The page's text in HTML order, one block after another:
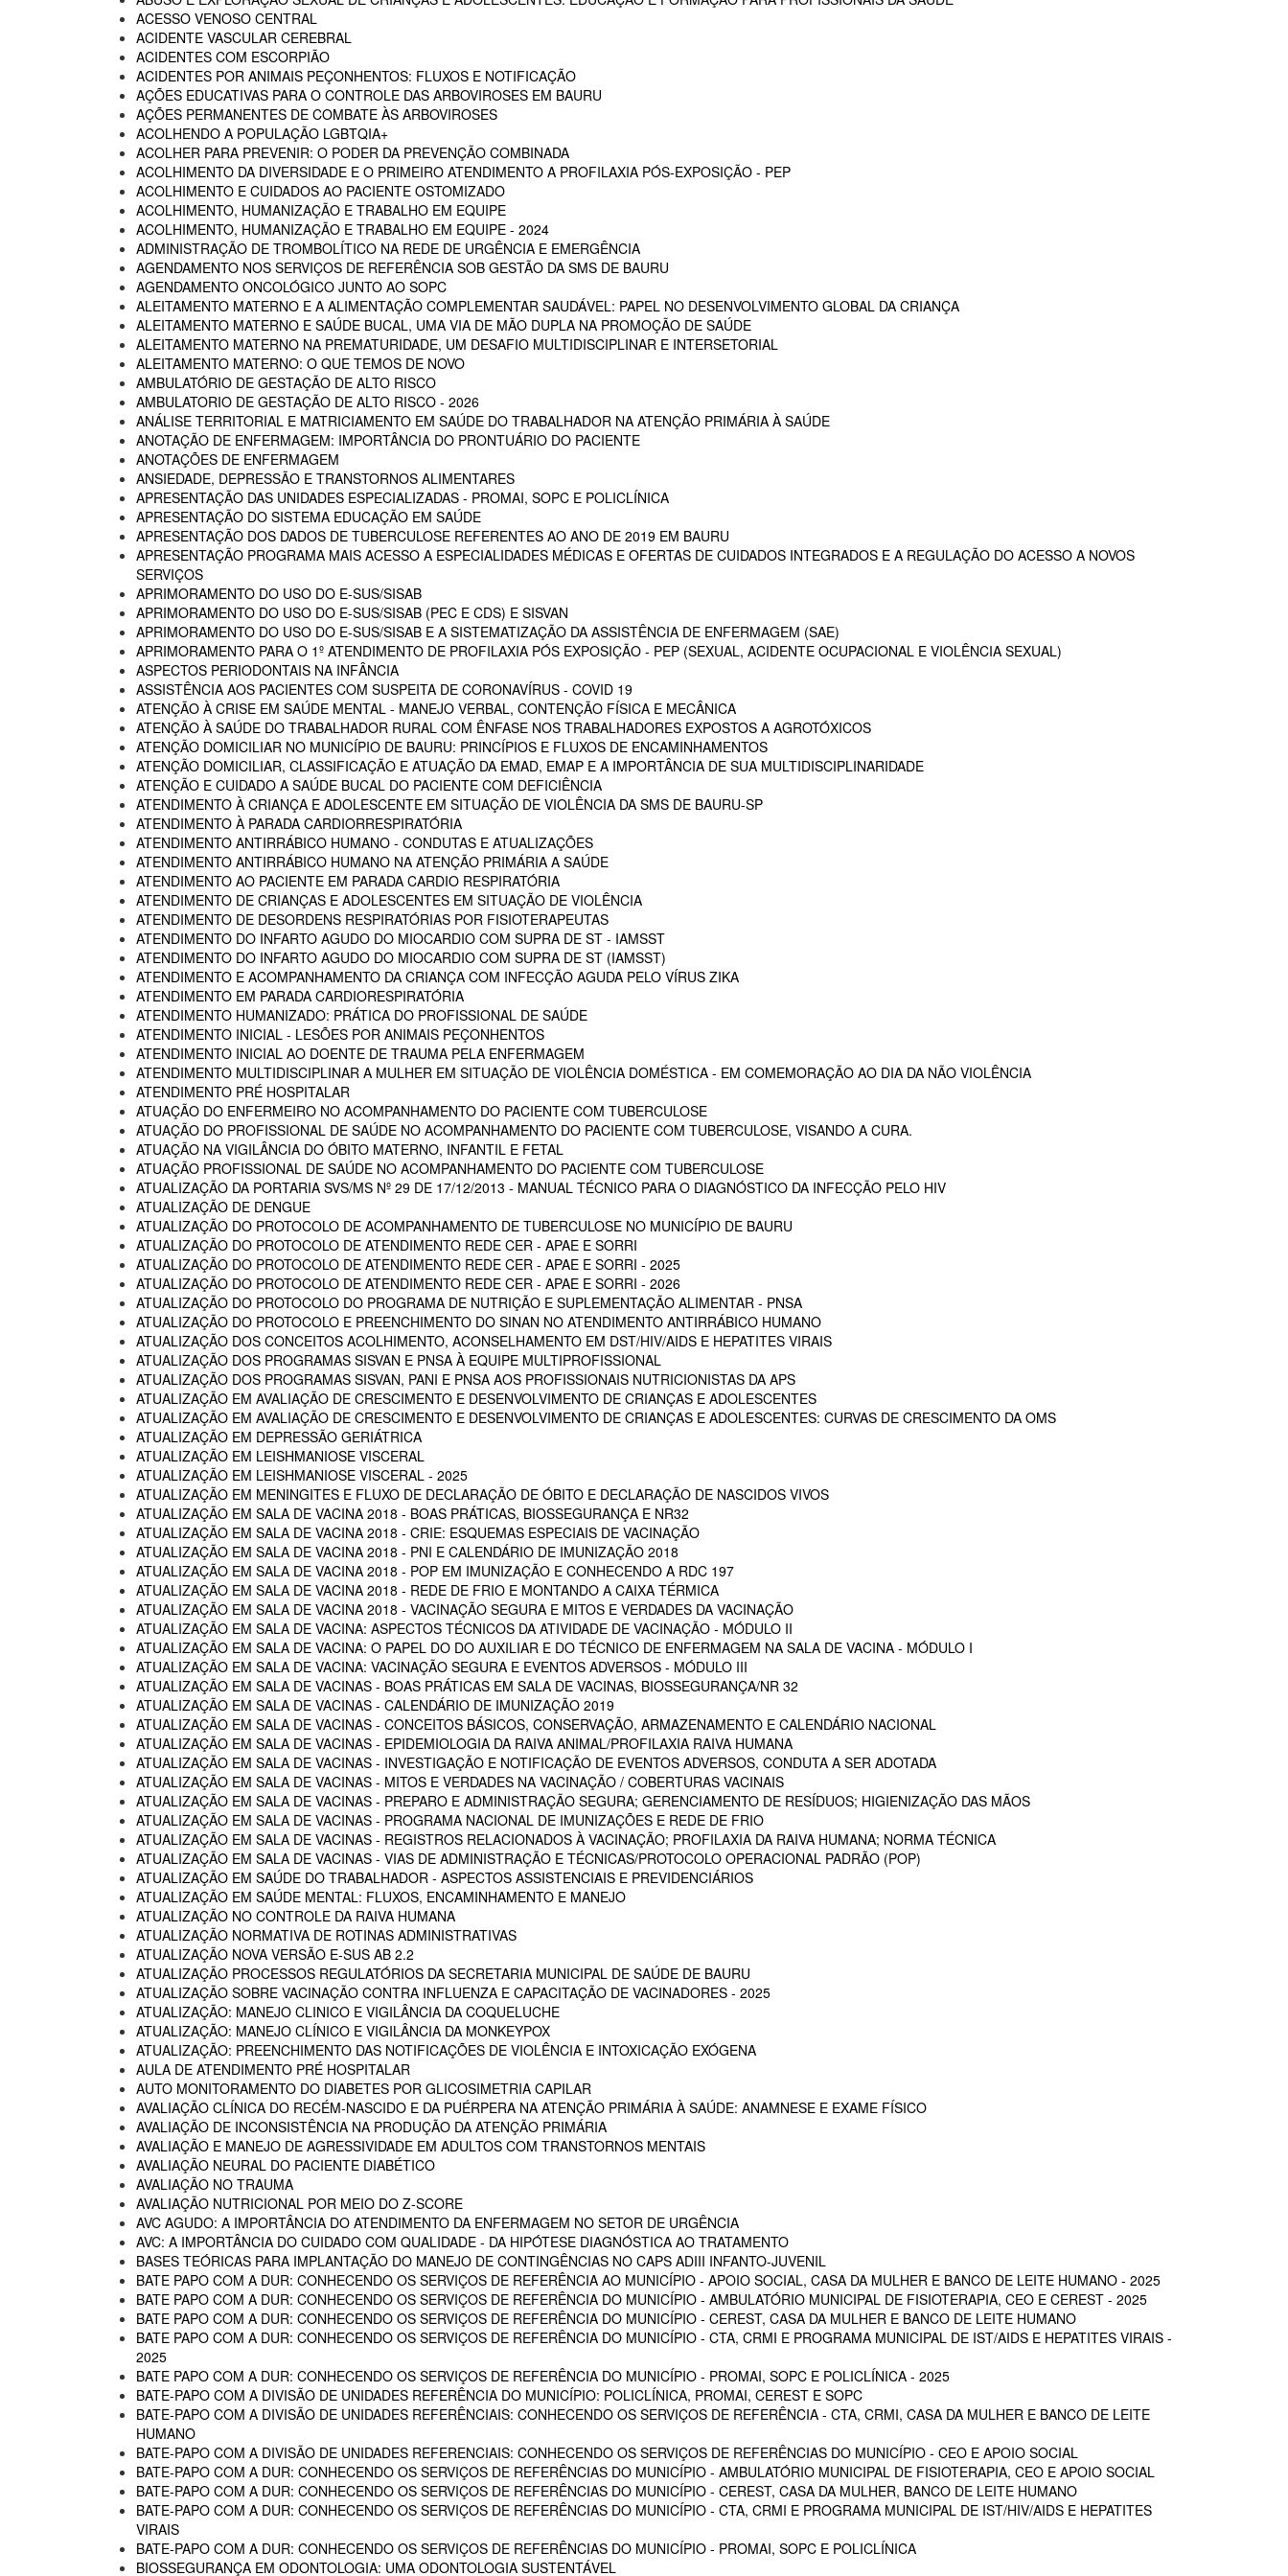
ACESSO VENOSO CENTRAL
ACIDENTE VASCULAR CEREBRAL
ACIDENTES COM ESCORPIÃO
ACIDENTES POR ANIMAIS PEÇONHENTOS: FLUXOS E NOTIFICAÇÃO
AÇÕES EDUCATIVAS PARA O CONTROLE DAS ARBOVIROSES EM BAURU
AÇÕES PERMANENTES DE COMBATE ÀS ARBOVIROSES
ACOLHENDO A POPULAÇÃO LGBTQIA+
ACOLHER PARA PREVENIR: O PODER DA PREVENÇÃO COMBINADA
ACOLHIMENTO DA DIVERSIDADE E O PRIMEIRO ATENDIMENTO A PROFILAXIA PÓS-EXPOSIÇÃO - PEP
ACOLHIMENTO E CUIDADOS AO PACIENTE OSTOMIZADO
ACOLHIMENTO, HUMANIZAÇÃO E TRABALHO EM EQUIPE
ACOLHIMENTO, HUMANIZAÇÃO E TRABALHO EM EQUIPE - 2024
ADMINISTRAÇÃO DE TROMBOLÍTICO NA REDE DE URGÊNCIA E EMERGÊNCIA
AGENDAMENTO NOS SERVIÇOS DE REFERÊNCIA SOB GESTÃO DA SMS DE BAURU
AGENDAMENTO ONCOLÓGICO JUNTO AO SOPC
ALEITAMENTO MATERNO E A ALIMENTAÇÃO COMPLEMENTAR SAUDÁVEL: PAPEL NO DESENVOLVIMENTO GLOBAL DA CRIANÇA
ALEITAMENTO MATERNO E SAÚDE BUCAL, UMA VIA DE MÃO DUPLA NA PROMOÇÃO DE SAÚDE
ALEITAMENTO MATERNO NA PREMATURIDADE, UM DESAFIO MULTIDISCIPLINAR E INTERSETORIAL
ALEITAMENTO MATERNO: O QUE TEMOS DE NOVO
AMBULATÓRIO DE GESTAÇÃO DE ALTO RISCO
AMBULATORIO DE GESTAÇÃO DE ALTO RISCO - 2026
ANÁLISE TERRITORIAL E MATRICIAMENTO EM SAÚDE DO TRABALHADOR NA ATENÇÃO PRIMÁRIA À SAÚDE
ANOTAÇÃO DE ENFERMAGEM: IMPORTÂNCIA DO PRONTUÁRIO DO PACIENTE
ANOTAÇÕES DE ENFERMAGEM
ANSIEDADE, DEPRESSÃO E TRANSTORNOS ALIMENTARES
APRESENTAÇÃO DAS UNIDADES ESPECIALIZADAS - PROMAI, SOPC E POLICLÍNICA
APRESENTAÇÃO DO SISTEMA EDUCAÇÃO EM SAÚDE
APRESENTAÇÃO DOS DADOS DE TUBERCULOSE REFERENTES AO ANO DE 2019 EM BAURU
APRESENTAÇÃO PROGRAMA MAIS ACESSO A ESPECIALIDADES MÉDICAS E OFERTAS DE CUIDADOS INTEGRADOS E A REGULAÇÃO DO ACESSO A NOVOS
SERVIÇOS
APRIMORAMENTO DO USO DO E-SUS/SISAB
APRIMORAMENTO DO USO DO E-SUS/SISAB (PEC E CDS) E SISVAN
APRIMORAMENTO DO USO DO E-SUS/SISAB E A SISTEMATIZAÇÃO DA ASSISTÊNCIA DE ENFERMAGEM (SAE)
APRIMORAMENTO PARA O 1º ATENDIMENTO DE PROFILAXIA PÓS EXPOSIÇÃO - PEP (SEXUAL, ACIDENTE OCUPACIONAL E VIOLÊNCIA SEXUAL)
ASPECTOS PERIODONTAIS NA INFÂNCIA
ASSISTÊNCIA AOS PACIENTES COM SUSPEITA DE CORONAVÍRUS - COVID 19
ATENÇÃO À CRISE EM SAÚDE MENTAL - MANEJO VERBAL, CONTENÇÃO FÍSICA E MECÂNICA
ATENÇÃO À SAÚDE DO TRABALHADOR RURAL COM ÊNFASE NOS TRABALHADORES EXPOSTOS A AGROTÓXICOS
ATENÇÃO DOMICILIAR NO MUNICÍPIO DE BAURU: PRINCÍPIOS E FLUXOS DE ENCAMINHAMENTOS
ATENÇÃO DOMICILIAR, CLASSIFICAÇÃO E ATUAÇÃO DA EMAD, EMAP E A IMPORTÂNCIA DE SUA MULTIDISCIPLINARIDADE
ATENÇÃO E CUIDADO A SAÚDE BUCAL DO PACIENTE COM DEFICIÊNCIA
ATENDIMENTO À CRIANÇA E ADOLESCENTE EM SITUAÇÃO DE VIOLÊNCIA DA SMS DE BAURU-SP
ATENDIMENTO À PARADA CARDIORRESPIRATÓRIA
ATENDIMENTO ANTIRRÁBICO HUMANO - CONDUTAS E ATUALIZAÇÕES
ATENDIMENTO ANTIRRÁBICO HUMANO NA ATENÇÃO PRIMÁRIA A SAÚDE
ATENDIMENTO AO PACIENTE EM PARADA CARDIO RESPIRATÓRIA
ATENDIMENTO DE CRIANÇAS E ADOLESCENTES EM SITUAÇÃO DE VIOLÊNCIA
ATENDIMENTO DE DESORDENS RESPIRATÓRIAS POR FISIOTERAPEUTAS
ATENDIMENTO DO INFARTO AGUDO DO MIOCARDIO COM SUPRA DE ST - IAMSST
ATENDIMENTO DO INFARTO AGUDO DO MIOCARDIO COM SUPRA DE ST (IAMSST)
ATENDIMENTO E ACOMPANHAMENTO DA CRIANÇA COM INFECÇÃO AGUDA PELO VÍRUS ZIKA
ATENDIMENTO EM PARADA CARDIORESPIRATÓRIA
ATENDIMENTO HUMANIZADO: PRÁTICA DO PROFISSIONAL DE SAÚDE
ATENDIMENTO INICIAL - LESÕES POR ANIMAIS PEÇONHENTOS
ATENDIMENTO INICIAL AO DOENTE DE TRAUMA PELA ENFERMAGEM
ATENDIMENTO MULTIDISCIPLINAR A MULHER EM SITUAÇÃO DE VIOLÊNCIA DOMÉSTICA - EM COMEMORAÇÃO AO DIA DA NÃO VIOLÊNCIA
ATENDIMENTO PRÉ HOSPITALAR
ATUAÇÃO DO ENFERMEIRO NO ACOMPANHAMENTO DO PACIENTE COM TUBERCULOSE
ATUAÇÃO DO PROFISSIONAL DE SAÚDE NO ACOMPANHAMENTO DO PACIENTE COM TUBERCULOSE, VISANDO A CURA.
ATUAÇÃO NA VIGILÂNCIA DO ÓBITO MATERNO, INFANTIL E FETAL
ATUAÇÃO PROFISSIONAL DE SAÚDE NO ACOMPANHAMENTO DO PACIENTE COM TUBERCULOSE
ATUALIZAÇÃO DA PORTARIA SVS/MS Nº 29 DE 17/12/2013 - MANUAL TÉCNICO PARA O DIAGNÓSTICO DA INFECÇÃO PELO HIV
ATUALIZAÇÃO DE DENGUE
ATUALIZAÇÃO DO PROTOCOLO DE ACOMPANHAMENTO DE TUBERCULOSE NO MUNICÍPIO DE BAURU
ATUALIZAÇÃO DO PROTOCOLO DE ATENDIMENTO REDE CER - APAE E SORRI
ATUALIZAÇÃO DO PROTOCOLO DE ATENDIMENTO REDE CER - APAE E SORRI - 2025
ATUALIZAÇÃO DO PROTOCOLO DE ATENDIMENTO REDE CER - APAE E SORRI - 2026
ATUALIZAÇÃO DO PROTOCOLO DO PROGRAMA DE NUTRIÇÃO E SUPLEMENTAÇÃO ALIMENTAR - PNSA
ATUALIZAÇÃO DO PROTOCOLO E PREENCHIMENTO DO SINAN NO ATENDIMENTO ANTIRRÁBICO HUMANO
ATUALIZAÇÃO DOS CONCEITOS ACOLHIMENTO, ACONSELHAMENTO EM DST/HIV/AIDS E HEPATITES VIRAIS
ATUALIZAÇÃO DOS PROGRAMAS SISVAN E PNSA À EQUIPE MULTIPROFISSIONAL
ATUALIZAÇÃO DOS PROGRAMAS SISVAN, PANI E PNSA AOS PROFISSIONAIS NUTRICIONISTAS DA APS
ATUALIZAÇÃO EM AVALIAÇÃO DE CRESCIMENTO E DESENVOLVIMENTO DE CRIANÇAS E ADOLESCENTES
ATUALIZAÇÃO EM AVALIAÇÃO DE CRESCIMENTO E DESENVOLVIMENTO DE CRIANÇAS E ADOLESCENTES: CURVAS DE CRESCIMENTO DA OMS
ATUALIZAÇÃO EM DEPRESSÃO GERIÁTRICA
ATUALIZAÇÃO EM LEISHMANIOSE VISCERAL
ATUALIZAÇÃO EM LEISHMANIOSE VISCERAL - 2025
ATUALIZAÇÃO EM MENINGITES E FLUXO DE DECLARAÇÃO DE ÓBITO E DECLARAÇÃO DE NASCIDOS VIVOS
ATUALIZAÇÃO EM SALA DE VACINA 2018 - BOAS PRÁTICAS, BIOSSEGURANÇA E NR32
ATUALIZAÇÃO EM SALA DE VACINA 2018 - CRIE: ESQUEMAS ESPECIAIS DE VACINAÇÃO
ATUALIZAÇÃO EM SALA DE VACINA 2018 - PNI E CALENDÁRIO DE IMUNIZAÇÃO 2018
ATUALIZAÇÃO EM SALA DE VACINA 2018 - POP EM IMUNIZAÇÃO E CONHECENDO A RDC 197
ATUALIZAÇÃO EM SALA DE VACINA 2018 - REDE DE FRIO E MONTANDO A CAIXA TÉRMICA
ATUALIZAÇÃO EM SALA DE VACINA 2018 - VACINAÇÃO SEGURA E MITOS E VERDADES DA VACINAÇÃO
ATUALIZAÇÃO EM SALA DE VACINA: ASPECTOS TÉCNICOS DA ATIVIDADE DE VACINAÇÃO - MÓDULO II
ATUALIZAÇÃO EM SALA DE VACINA: O PAPEL DO DO AUXILIAR E DO TÉCNICO DE ENFERMAGEM NA SALA DE VACINA - MÓDULO I
ATUALIZAÇÃO EM SALA DE VACINA: VACINAÇÃO SEGURA E EVENTOS ADVERSOS - MÓDULO III
ATUALIZAÇÃO EM SALA DE VACINAS - BOAS PRÁTICAS EM SALA DE VACINAS, BIOSSEGURANÇA/NR 32
ATUALIZAÇÃO EM SALA DE VACINAS - CALENDÁRIO DE IMUNIZAÇÃO 2019
ATUALIZAÇÃO EM SALA DE VACINAS - CONCEITOS BÁSICOS, CONSERVAÇÃO, ARMAZENAMENTO E CALENDÁRIO NACIONAL
ATUALIZAÇÃO EM SALA DE VACINAS - EPIDEMIOLOGIA DA RAIVA ANIMAL/PROFILAXIA RAIVA HUMANA
ATUALIZAÇÃO EM SALA DE VACINAS - INVESTIGAÇÃO E NOTIFICAÇÃO DE EVENTOS ADVERSOS, CONDUTA A SER ADOTADA
ATUALIZAÇÃO EM SALA DE VACINAS - MITOS E VERDADES NA VACINAÇÃO / COBERTURAS VACINAIS
ATUALIZAÇÃO EM SALA DE VACINAS - PREPARO E ADMINISTRAÇÃO SEGURA; GERENCIAMENTO DE RESÍDUOS; HIGIENIZAÇÃO DAS MÃOS
ATUALIZAÇÃO EM SALA DE VACINAS - PROGRAMA NACIONAL DE IMUNIZAÇÕES E REDE DE FRIO
ATUALIZAÇÃO EM SALA DE VACINAS - REGISTROS RELACIONADOS À VACINAÇÃO; PROFILAXIA DA RAIVA HUMANA; NORMA TÉCNICA
ATUALIZAÇÃO EM SALA DE VACINAS - VIAS DE ADMINISTRAÇÃO E TÉCNICAS/PROTOCOLO OPERACIONAL PADRÃO (POP)
ATUALIZAÇÃO EM SAÚDE DO TRABALHADOR - ASPECTOS ASSISTENCIAIS E PREVIDENCIÁRIOS
ATUALIZAÇÃO EM SAÚDE MENTAL: FLUXOS, ENCAMINHAMENTO E MANEJO
ATUALIZAÇÃO NO CONTROLE DA RAIVA HUMANA
ATUALIZAÇÃO NORMATIVA DE ROTINAS ADMINISTRATIVAS
ATUALIZAÇÃO NOVA VERSÃO E-SUS AB 2.2
ATUALIZAÇÃO PROCESSOS REGULATÓRIOS DA SECRETARIA MUNICIPAL DE SAÚDE DE BAURU
ATUALIZAÇÃO SOBRE VACINAÇÃO CONTRA INFLUENZA E CAPACITAÇÃO DE VACINADORES - 2025
ATUALIZAÇÃO: MANEJO CLINICO E VIGILÂNCIA DA COQUELUCHE
ATUALIZAÇÃO: MANEJO CLÍNICO E VIGILÂNCIA DA MONKEYPOX
ATUALIZAÇÃO: PREENCHIMENTO DAS NOTIFICAÇÕES DE VIOLÊNCIA E INTOXICAÇÃO EXÓGENA
AULA DE ATENDIMENTO PRÉ HOSPITALAR
AUTO MONITORAMENTO DO DIABETES POR GLICOSIMETRIA CAPILAR
AVALIAÇÃO CLÍNICA DO RECÉM-NASCIDO E DA PUÉRPERA NA ATENÇÃO PRIMÁRIA À SAÚDE: ANAMNESE E EXAME FÍSICO
AVALIAÇÃO DE INCONSISTÊNCIA NA PRODUÇÃO DA ATENÇÃO PRIMÁRIA
AVALIAÇÃO E MANEJO DE AGRESSIVIDADE EM ADULTOS COM TRANSTORNOS MENTAIS
AVALIAÇÃO NEURAL DO PACIENTE DIABÉTICO
AVALIAÇÃO NO TRAUMA
AVALIAÇÃO NUTRICIONAL POR MEIO DO Z-SCORE
AVC AGUDO: A IMPORTÂNCIA DO ATENDIMENTO DA ENFERMAGEM NO SETOR DE URGÊNCIA
AVC: A IMPORTÂNCIA DO CUIDADO COM QUALIDADE - DA HIPÓTESE DIAGNÓSTICA AO TRATAMENTO
BASES TEÓRICAS PARA IMPLANTAÇÃO DO MANEJO DE CONTINGÊNCIAS NO CAPS ADIII INFANTO-JUVENIL
BATE PAPO COM A DUR: CONHECENDO OS SERVIÇOS DE REFERÊNCIA AO MUNICÍPIO - APOIO SOCIAL, CASA DA MULHER E BANCO DE LEITE HUMANO - 2025
BATE PAPO COM A DUR: CONHECENDO OS SERVIÇOS DE REFERÊNCIA DO MUNICÍPIO - AMBULATÓRIO MUNICIPAL DE FISIOTERAPIA, CEO E CEREST - 2025
BATE PAPO COM A DUR: CONHECENDO OS SERVIÇOS DE REFERÊNCIA DO MUNICÍPIO - CEREST, CASA DA MULHER E BANCO DE LEITE HUMANO
BATE PAPO COM A DUR: CONHECENDO OS SERVIÇOS DE REFERÊNCIA DO MUNICÍPIO - CTA, CRMI E PROGRAMA MUNICIPAL DE IST/AIDS E HEPATITES VIRAIS -
2025
BATE PAPO COM A DUR: CONHECENDO OS SERVIÇOS DE REFERÊNCIA DO MUNICÍPIO - PROMAI, SOPC E POLICLÍNICA - 2025
BATE-PAPO COM A DIVISÃO DE UNIDADES REFERÊNCIA DO MUNICÍPIO: POLICLÍNICA, PROMAI, CEREST E SOPC
BATE-PAPO COM A DIVISÃO DE UNIDADES REFERÊNCIAIS: CONHECENDO OS SERVIÇOS DE REFERÊNCIA - CTA, CRMI, CASA DA MULHER E BANCO DE LEITE
HUMANO
BATE-PAPO COM A DIVISÃO DE UNIDADES REFERENCIAIS: CONHECENDO OS SERVIÇOS DE REFERÊNCIAS DO MUNICÍPIO - CEO E APOIO SOCIAL
BATE-PAPO COM A DUR: CONHECENDO OS SERVIÇOS DE REFERÊNCIAS DO MUNICÍPIO - AMBULATÓRIO MUNICIPAL DE FISIOTERAPIA, CEO E APOIO SOCIAL
BATE-PAPO COM A DUR: CONHECENDO OS SERVIÇOS DE REFERÊNCIAS DO MUNICÍPIO - CEREST, CASA DA MULHER, BANCO DE LEITE HUMANO
BATE-PAPO COM A DUR: CONHECENDO OS SERVIÇOS DE REFERÊNCIAS DO MUNICÍPIO - CTA, CRMI E PROGRAMA MUNICIPAL DE IST/HIV/AIDS E HEPATITES
VIRAIS
BATE-PAPO COM A DUR: CONHECENDO OS SERVIÇOS DE REFERÊNCIAS DO MUNICÍPIO - PROMAI, SOPC E POLICLÍNICA
BIOSSEGURANÇA EM ODONTOLOGIA: UMA ODONTOLOGIA SUSTENTÁVEL